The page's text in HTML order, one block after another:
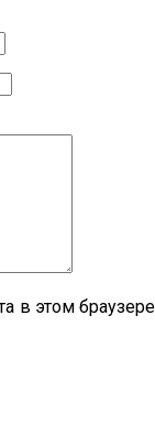
в этом браузере